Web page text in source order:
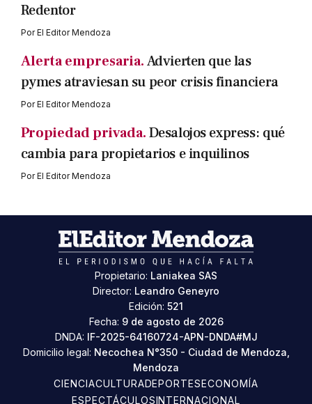
Redentor
PorEl Editor Mendoza
Alerta empresaria.Advierten que las
pymes atraviesan su peor crisis financiera
PorEl Editor Mendoza
Propiedad privada.Desalojos express: qué
cambia para propietarios e inquilinos
PorEl Editor Mendoza
Propietario: Laniakea SAS
Director: Leandro Geneyro
Edición: 521
Fecha: 9 de agosto de 2026
DNDA: IF-2025-64160724-APN-DNDA#MJ
Domicilio legal: Necochea N°350 - Ciudad de Mendoza,
Mendoza
CIENCIACULTURADEPORTESECONOMÍA
ESPECTÁCULOSINTERNACIONAL